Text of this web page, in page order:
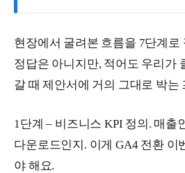
현장에서 굴려본 흐름을 7단계로
정답은 아니지만, 적어도 우리가
갈 때 제안서에 거의 그대로 박는
1단계 – 비즈니스 KPI 정의. 매출
다운로드인지. 이게 GA4 전환 이
야 해요.